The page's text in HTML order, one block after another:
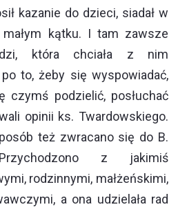
kazanie do dzieci, siadał w
kątku. I tam zawsze
która chciała z nim
to, żeby się wyspowiadać,
czymś podzielić, posłuchać
opinii ks. Twardowskiego.
też zwracano się do B.
z jakimiś
rodzinnymi, małżeńskimi,
a ona udzielała rad